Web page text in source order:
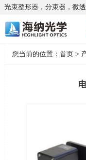
光束整形器，分束器，微
太阳能模拟器，显微镜载
晶体
您当前的位置： 首页 >